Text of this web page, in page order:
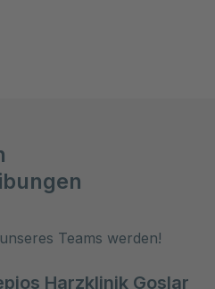
Teams werden!
Harzklinik Goslar